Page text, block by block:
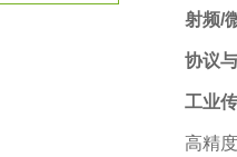
射频/
协议
工业
高精